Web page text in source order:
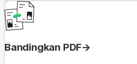
Bandingkan PDF